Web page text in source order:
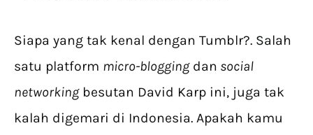
Siapa yang tak kenal dengan Tumblr?. Salah
satu platform micro-bloggingdan social
networkingbesutan David Karp ini, juga tak
kalah digemari di Indonesia. Apakah kamu